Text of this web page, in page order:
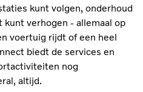
kunt volgen, onderhoud
verhogen - allemaal op
voertuig rijdt of een heel
biedt de services en
nog
altijd.